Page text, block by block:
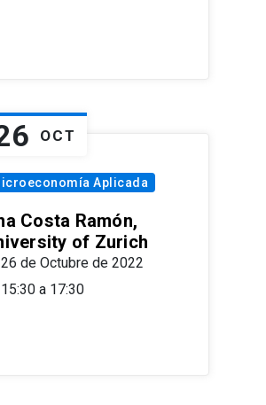
OCT
Aplicada
Costa Ramón,
of Zurich
26 de Octubre de 2022
15:30 a 17:30